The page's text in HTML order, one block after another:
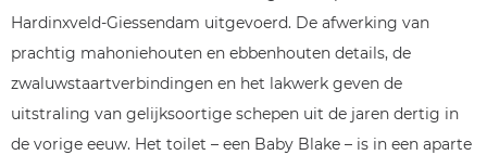
Hardinxveld-Giessendam uitgevoerd. De afwerking van
prachtig mahoniehouten en ebbenhouten details, de
zwaluwstaartverbindingen en het lakwerk geven de
uitstraling van gelijksoortige schepen uit de jaren dertig in
de vorige eeuw. Het toilet – een Baby Blake – is in een aparte